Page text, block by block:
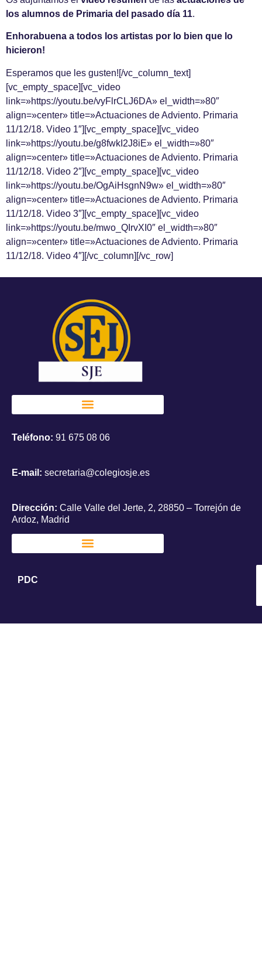
los alumnos de Primaria del pasado día 11.
Enhorabuena a todos los artistas por lo bien que lo
hicieron!
Esperamos que les gusten![/vc_column_text]
[vc_empty_space][vc_video
link=»https://youtu.be/vyFlrCLJ6DA» el_width=»80″
align=»center» title=»Actuaciones de Adviento. Primaria
11/12/18. Video 1″][vc_empty_space][vc_video
link=»https://youtu.be/g8fwkI2J8iE» el_width=»80″
align=»center» title=»Actuaciones de Adviento. Primaria
11/12/18. Video 2″][vc_empty_space][vc_video
link=»https://youtu.be/OgAiHsgnN9w» el_width=»80″
align=»center» title=»Actuaciones de Adviento. Primaria
11/12/18. Video 3″][vc_empty_space][vc_video
link=»https://youtu.be/mwo_QIrvXI0″ el_width=»80″
align=»center» title=»Actuaciones de Adviento. Primaria
11/12/18. Video 4″][/vc_column][/vc_row]
Teléfono: 91 675 08 06
E-mail: secretaria@colegiosje.es
Dirección: Calle Valle del Jerte, 2, 28850 – Torrejón de
Ardoz, Madrid
PDC